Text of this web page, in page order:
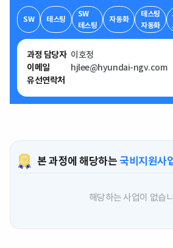
SW 테스팅
SW
테스팅
자동화
테스팅
자동화
과정 담당자 이호정
이메일
hjlee@hyundai-ngv.com
유선연락처
본 과정에 해당하는국비지원사
해당하는 사업이 없습